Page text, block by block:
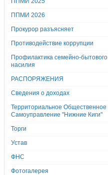
ППМИ 2026
Прокурор разъясняет
Противодействие коррупции
Профилактика семейно-бытового
насилия
РАСПОРЯЖЕНИЯ
Сведения о доходах
Территориальное Общественное
Самоуправление "Нижние Киги"
Торги
Устав
ФНС
Фотогалерея